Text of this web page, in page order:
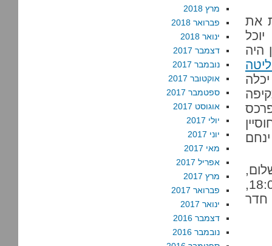
את
היה
חדר
מרץ 2018
פברואר 2018
ינואר 2018
דצמבר 2017
נובמבר 2017
אוקטובר 2017
ספטמבר 2017
אוגוסט 2017
יולי 2017
יוני 2017
מאי 2017
אפריל 2017
מרץ 2017
פברואר 2017
ינואר 2017
דצמבר 2016
נובמבר 2016